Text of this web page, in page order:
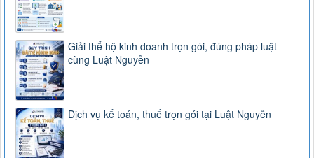
Giải thể hộ kinh doanh trọn gói, đúng pháp luật
cùng Luật Nguyễn
Dịch vụ kế toán, thuế trọn gói tại Luật Nguyễn